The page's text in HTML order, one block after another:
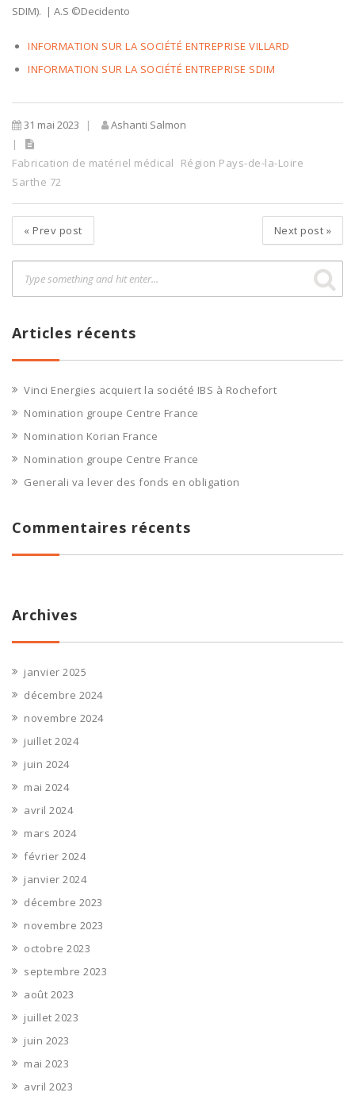
SDIM). | A.S ©Decidento
INFORMATION SUR LA SOCIÉTÉ ENTREPRISE VILLARD
INFORMATION SUR LA SOCIÉTÉ ENTREPRISE SDIM
31 mai 2023 Ashanti Salmon
Fabrication de matériel médical
Région Pays-de-la-Loire
Sarthe 72
« Prev post Next post »
Articles récents
Vinci Energies acquiert la société IBS à Rochefort
Nomination groupe Centre France
Nomination Korian France
Nomination groupe Centre France
Generali va lever des fonds en obligation
Commentaires récents
Archives
janvier 2025
décembre 2024
novembre 2024
juillet 2024
juin 2024
mai 2024
avril 2024
mars 2024
février 2024
janvier 2024
décembre 2023
novembre 2023
octobre 2023
septembre 2023
août 2023
juillet 2023
juin 2023
mai 2023
avril 2023